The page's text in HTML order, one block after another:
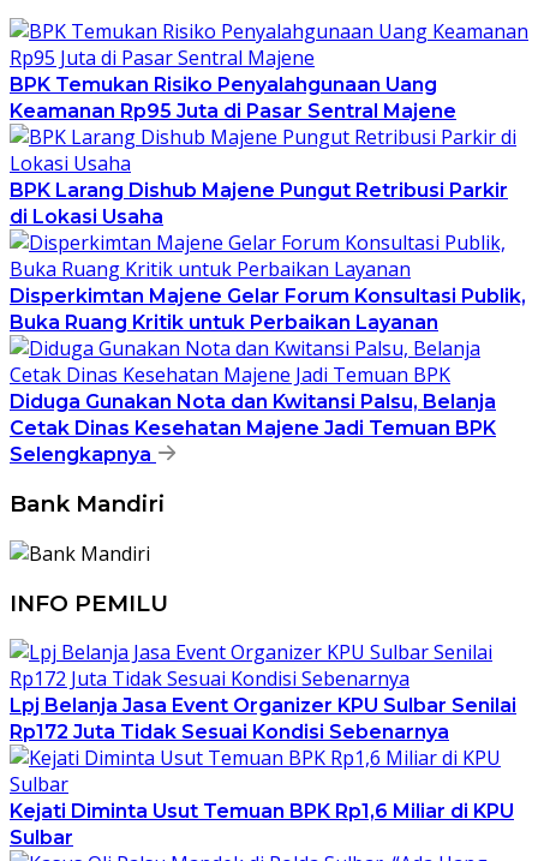
BPK Temukan Risiko Penyalahgunaan Uang
Keamanan Rp95 Juta di Pasar Sentral Majene
BPK Larang Dishub Majene Pungut Retribusi Parkir
di Lokasi Usaha
Disperkimtan Majene Gelar Forum Konsultasi Publik,
Buka Ruang Kritik untuk Perbaikan Layanan
Diduga Gunakan Nota dan Kwitansi Palsu, Belanja
Cetak Dinas Kesehatan Majene Jadi Temuan BPK
Selengkapnya
Bank Mandiri
INFO PEMILU
Lpj Belanja Jasa Event Organizer KPU Sulbar Senilai
Rp172 Juta Tidak Sesuai Kondisi Sebenarnya
Kejati Diminta Usut Temuan BPK Rp1,6 Miliar di KPU
Sulbar